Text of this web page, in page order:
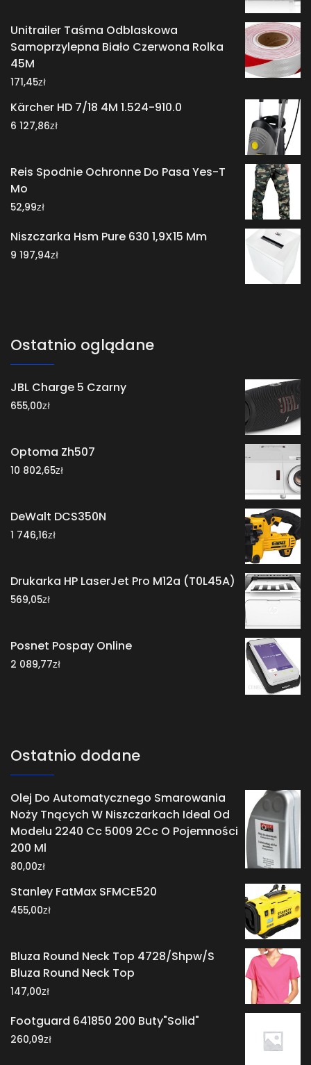
Unitrailer Taśma Odblaskowa
Samoprzylepna Biało Czerwona Rolka
45M
171,45zł
Kärcher HD 7/18 4M 1.524-910.0
6 127,86zł
Reis Spodnie Ochronne Do Pasa Yes-T
Mo
52,99zł
Niszczarka Hsm Pure 630 1,9X15 Mm
9 197,94zł
Ostatnio oglądane
JBL Charge 5 Czarny
655,00zł
Optoma Zh507
10 802,65zł
DeWalt DCS350N
1 746,16zł
Drukarka HP LaserJet Pro M12a (T0L45A)
569,05zł
Posnet Pospay Online
2 089,77zł
Ostatnio dodane
Olej Do Automatycznego Smarowania
Noży Tnących W Niszczarkach Ideal Od
Modelu 2240 Cc 5009 2Cc O Pojemności
200 Ml
80,00zł
Stanley FatMax SFMCE520
455,00zł
Bluza Round Neck Top 4728/Shpw/S
Bluza Round Neck Top
147,00zł
Footguard 641850 200 Buty"Solid"
260,09zł